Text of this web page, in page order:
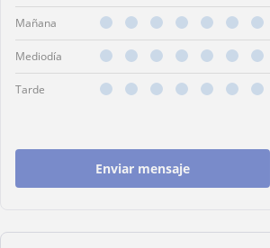
Mañana
Mediodía
Tarde
Enviar mensaje